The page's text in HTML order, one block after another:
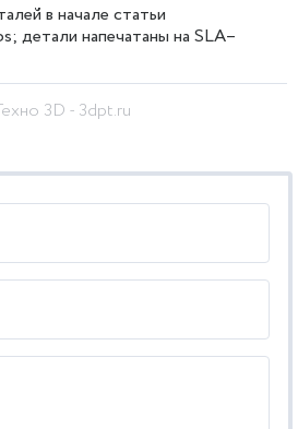
в начале статьи
детали напечатаны на SLA–
3D - 3dpt.ru